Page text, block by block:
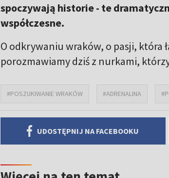
spoczywają historie - te
współczesne.
O odkrywaniu wraków, o pasji, która
porozmawiamy dziś z nurkami,
#POSZUKIWANIE WRAKÓW #ADRENALINA
UDOSTĘPNIJ NA FACEBOOKU